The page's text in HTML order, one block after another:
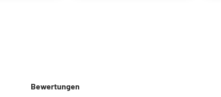
Bewertungen